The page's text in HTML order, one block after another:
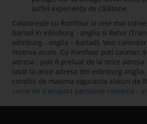
astfel experiența de călătorie.
Calatoreste cu Romfour la cele mai
barlad in edinburg - anglia si Retur
edinburg - anglia – barlad). Vezi
rezerva acum. Cu Romfour poti calatori
adresa : poti fi preluat de la orice
lasat la orice adresa din edinburg
conditii de maxima siguranta alaturi de
curse de transport persoane romania -